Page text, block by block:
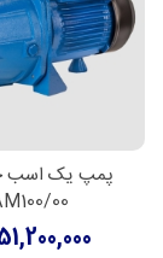
پمپ یک اسب
00
151,200,000